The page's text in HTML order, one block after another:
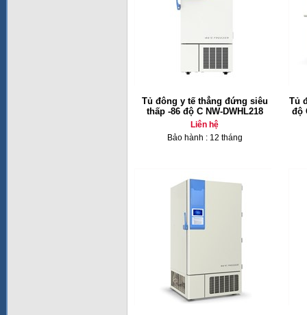
Tủ đông y tế thẳng đứng siêu
thấp -86 độ C NW-DWHL218
Liên hệ
Bảo hành : 12 tháng
Tủ
độ